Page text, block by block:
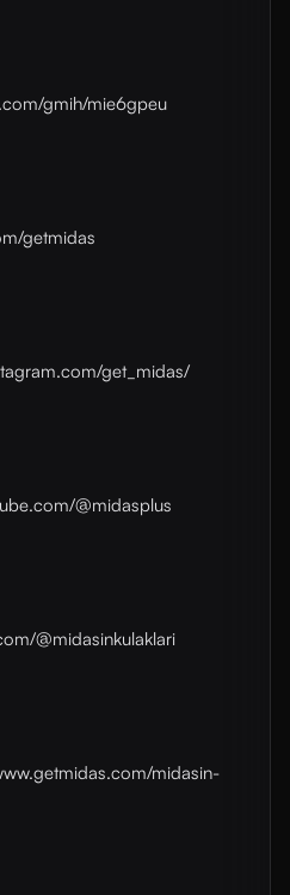
gmih/mie6gpeu⁠⁠⁠⁠⁠⁠⁠⁠
getmidas⁠⁠⁠⁠⁠⁠⁠⁠
get_midas/⁠⁠⁠⁠⁠⁠⁠⁠
@midasplus⁠⁠⁠⁠⁠⁠⁠⁠
@midasinkulaklari⁠⁠⁠⁠⁠⁠⁠⁠
midasin-